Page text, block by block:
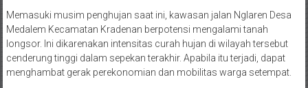
Memasuki musim penghujan saat ini, kawasan jalan Nglaren Desa
Medalem Kecamatan Kradenan berpotensi mengalami tanah
longsor. Ini dikarenakan intensitas curah hujan di wilayah tersebut
cenderung tinggi dalam sepekan terakhir. Apabila itu terjadi, dapat
menghambat gerak perekonomian dan mobilitas warga setempat.